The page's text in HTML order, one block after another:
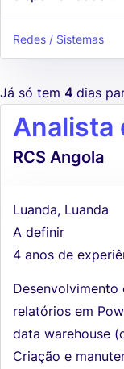
Redes / Sistemas
Já só tem 4 dias
Analista
RCS Angola
Luanda, Luanda
A definir
4 anos de
Desenvolvimento
relatórios em
data warehouse
Criação e